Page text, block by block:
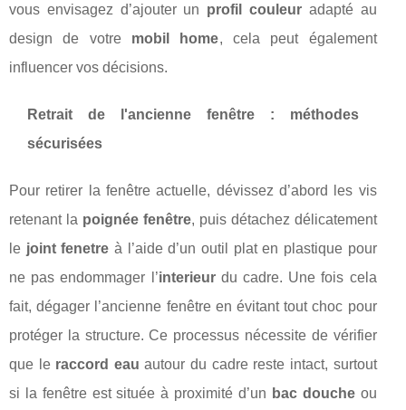
vous envisagez d’ajouter un profil couleur adapté au
design de votre mobil home, cela peut également
influencer vos décisions.
Retrait de l'ancienne fenêtre : méthodes
sécurisées
Pour retirer la fenêtre actuelle, dévissez d’abord les vis
retenant la poignée fenêtre, puis détachez délicatement
le joint fenetre à l’aide d’un outil plat en plastique pour
ne pas endommager l’interieurdu cadre. Une fois cela
fait, dégager l’ancienne fenêtre en évitant tout choc pour
protéger la structure. Ce processus nécessite de vérifier
que le raccord eau autour du cadre reste intact, surtout
si la fenêtre est située à proximité d’un bac doucheou